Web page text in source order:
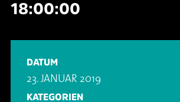
18:00:00
DATUM
23. JANUAR 2019
KATEGORIEN